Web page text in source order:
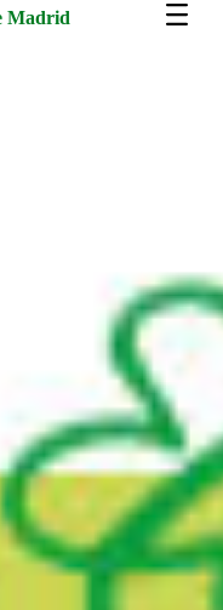
Madrid